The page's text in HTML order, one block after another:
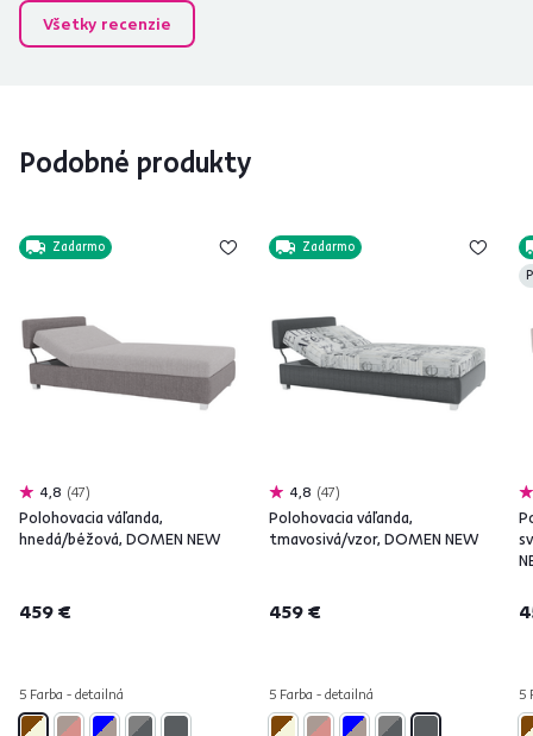
Všetky recenzie
Podobné produkty
Zadarmo
4,8 47
Polohovacia váľanda,
hnedá/béžová, DOMEN NEW
459 €
5 Farba - detailná
Zadarmo
4,8 47
Polohovacia váľanda,
tmavosivá/vzor, DOMEN NEW
459 €
5 Farba - detailná 5